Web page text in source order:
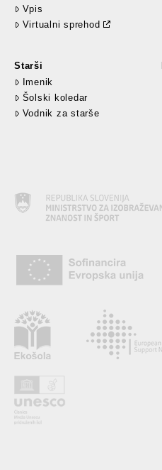
Vpis
Virtualni sprehod
Starši
Imenik
Šolski koledar
Vodnik za starše